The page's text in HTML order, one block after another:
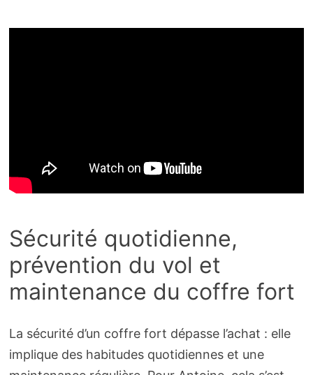
Sécurité quotidienne,
prévention du vol et
maintenance du coffre fort
La sécurité d’un coffre fort dépasse l’achat : elle
implique des habitudes quotidiennes et une